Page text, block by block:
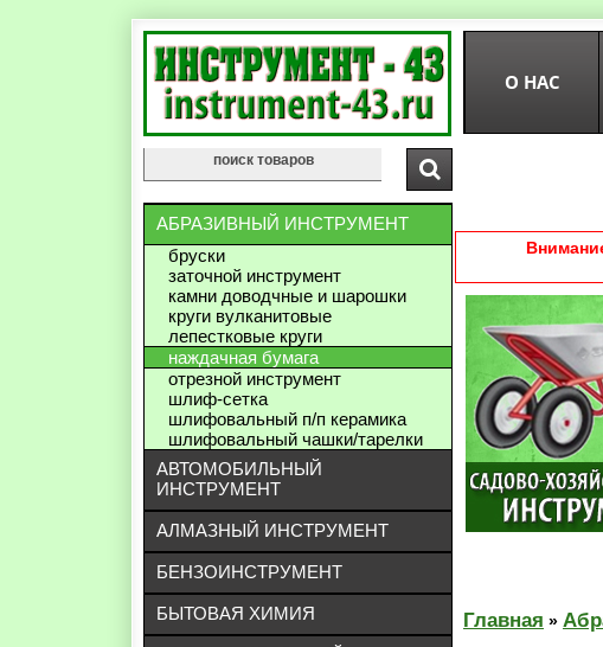
О НАС
АБРАЗИВНЫЙ ИНСТРУМЕНТ
бруски
заточной инструмент
камни доводчные и шарошки
круги вулканитовые
лепестковые круги
наждачная бумага
отрезной инструмент
шлиф-сетка
шлифовальный п/п керамика
шлифовальный чашки/тарелки
АВТОМОБИЛЬНЫЙ
ИНСТРУМЕНТ
АЛМАЗНЫЙ ИНСТРУМЕНТ
БЕНЗОИНСТРУМЕНТ
БЫТОВАЯ ХИМИЯ Главная »